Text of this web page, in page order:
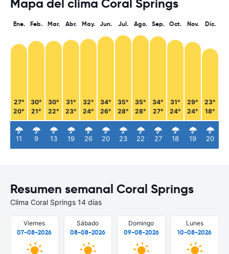
Mapa del clima Coral Springs
Ene.
27°
20°
11
Feb.
30°
21°
9
Mar.
30°
22°
13
Abr.
31°
23°
19
May.
32°
24°
26
Jun.
34°
26°
20
Jul.
35°
28°
23
Ago.
35°
28°
22
Sep.
34°
27°
27
Oct.
31°
24°
18
Nov.
29°
24°
19
Dic.
23°
18°
20
Resumen semanal Coral Springs
Clima Coral Springs 14 días
Viernes
07-08-2026
Sábado
08-08-2026
Domingo
09-08-2026
Lunes
10-08-2026